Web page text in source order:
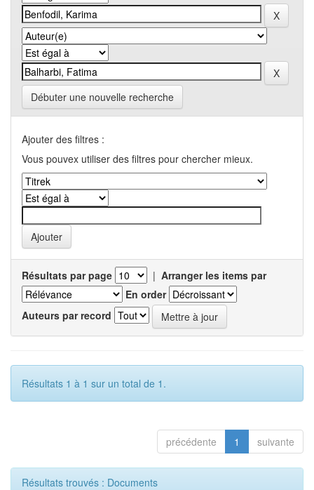
Débuter une nouvelle recherche
Ajouter des filtres :
Vous pouvex utiliser des filtres pour chercher mieux.
Résultats par page | Arranger les items par
En order
Auteurs par record
Résultats 1 à 1 sur un total de 1.
précédente 1 suivante
Résultats trouvés : Documents